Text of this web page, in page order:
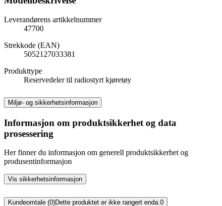
Leverandørens artikkelnummer
47700
Strekkode (EAN)
5052127033381
Produkttype
Reservedeler til radiostyrt kjøretøy
Miljø- og sikkerhetsinformasjon
Informasjon om produktsikkerhet og data
prosessering
Her finner du informasjon om generell produktsikkerhet og
produsentinformasjon
Vis sikkerhetsinformasjon
Kundeomtale (0)Dette produktet er ikke rangert enda.0